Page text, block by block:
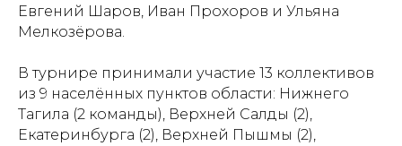
Евгений Шаров, Иван Прохоров и Ульяна
Мелкозёрова.
В турнире принимали участие 13 коллективов
из 9 населённых пунктов области: Нижнего
Тагила (2 команды), Верхней Салды (2),
Екатеринбурга (2), Верхней Пышмы (2),